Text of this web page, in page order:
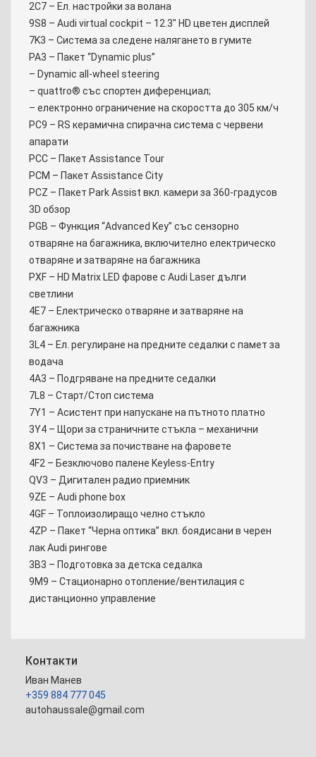
2C7 – Ел. настройки за волана
9S8 – Audi virtual cockpit – 12.3″ HD цветен дисплей
7K3 – Система за следене налягането в гумите
PA3 – Пакет “Dynamic plus”
– Dynamic all-wheel steering
– quattro® със спортен диференциал;
– електронно ограничение на скоростта до 305 км/ч
PC9 – RS керамична спирачна система с червени
апарати
PCC – Пакет Assistance Tour
PCM – Пакет Assistance City
PCZ – Пакет Park Assist вкл. камери за 360-градусов
3D обзор
PGB – Функция “Advanced Key” със сензорно
отваряне на багажника, включително електрическо
отваряне и затваряне на багажника
PXF – HD Matrix LED фарове с Audi Laser дълги
светлини
4E7 – Електрическо отваряне и затваряне на
багажника
3L4 – Ел. регулиране на предните седалки с памет за
водача
4A3 – Подгряване на предните седалки
7L8 – Старт/Стоп система
7Y1 – Асистент при напускане на пътното платно
3Y4 – Щори за страничните стъкла – механични
8X1 – Система за почистване на фаровете
4F2 – Безключово палене Keyless-Entry
QV3 – Дигитален радио приемник
9ZE – Audi phone box
4GF – Топлоизолиращо челно стъкло
4ZP – Пакет “Черна оптика” вкл. боядисани в черен
лак Audi рингове
3B3 – Подготовка за детска седалка
9M9 – Стационарно отопление/вентилация с
дистанционно управление
Контакти
Иван Манев
+359 884 777 045
autohaussale@gmail.com